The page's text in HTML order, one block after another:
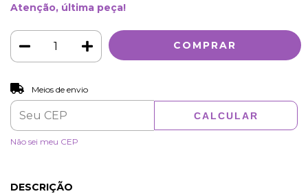
Atenção, última peça!
Entregas para o CEP:
Meios de envio
CALCULAR
Não sei meu CEP
DESCRIÇÃO